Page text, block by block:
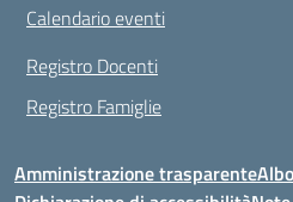
Calendario eventi
Registro Docenti
Registro Famiglie
Amministrazione trasparente